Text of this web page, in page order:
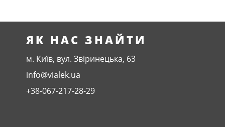
ЯК НАС ЗНАЙТИ
м. Київ, вул. Звіринецька, 63
info@vialek.ua
+38-067-217-28-29